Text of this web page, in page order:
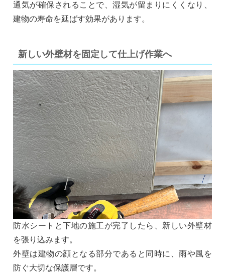
通気が確保されることで、湿気が留まりにくくなり、
建物の寿命を延ばす効果があります。
新しい外壁材を固定して仕上げ作業へ
防水シートと下地の施工が完了したら、新しい外壁材
を張り込みます。
外壁は建物の顔となる部分であると同時に、雨や風を
防ぐ大切な保護層です。